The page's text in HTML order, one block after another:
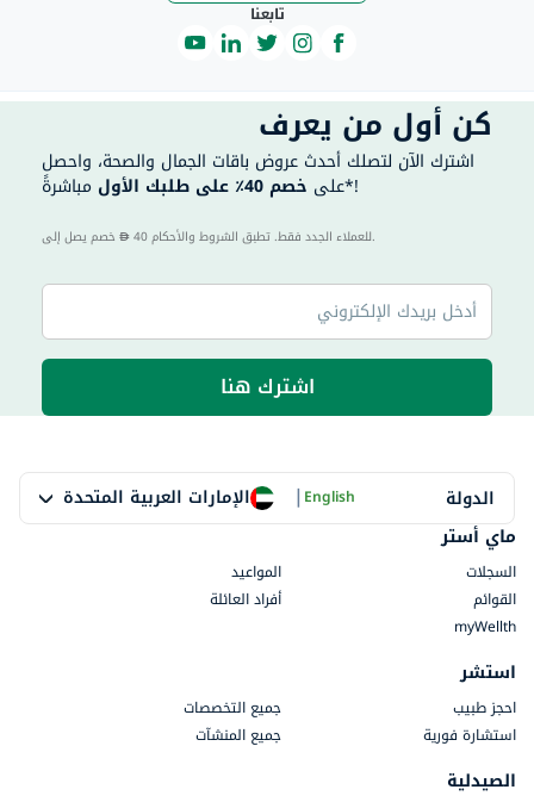
تابعنا
كن أول من يعرف
اشترك الآن لتصلك أحدث عروض باقات الجمال والصحة، واحصل
على خصم 40٪ على طلبك الأول مباشرةً*!
40 للعملاء الجدد فقط. تطبق الشروط والأحكام.
اشترك هنا
الدولة الإمارات العربية المتحدة |English
ماي أستر
السجلات
المواعيد
القوائم
أفراد العائلة
myWellth
استشر
احجز طبيب
جميع التخصصات
استشارة فورية
جميع المنشآت
الصيدلية